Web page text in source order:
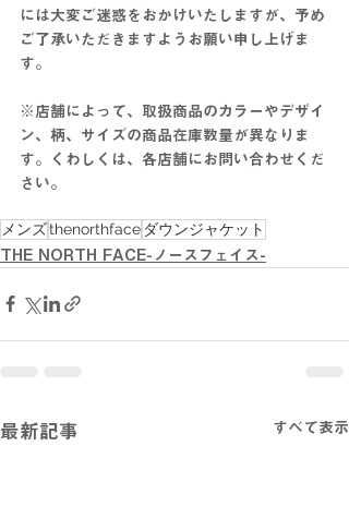
には大変ご迷惑をおかけいたしますが、予め
ご了承いただきますようお願い申し上げま
す。
※店舗によって、取扱商品のカラーやデザイ
ン、柄、サイズの商品在庫数量が異なりま
す。くわしくは、各店舗にお問い合わせくだ
さい。
メンズthenorthface ダウンジャケット
THE NORTH FACE-ノースフェイス-
最新記事 すべて表示